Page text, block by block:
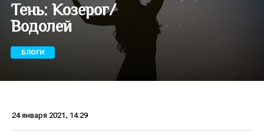
Тень: Козерог/
Водолей
БЛОГИ
24 января 2021, 14:29